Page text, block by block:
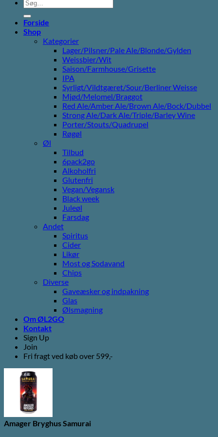
efter:
Forside
Shop
Kategorier
Lager/Pilsner/Pale Ale/Blonde/Gylden
Weissbier/Wit
Saison/Farmhouse/Grisette
IPA
Syrligt/Vildtgæret/Sour/Berliner Weisse
Mjød/Melomel/Braggot
Red Ale/Amber Ale/Brown Ale/Bock/Dubbel
Strong Ale/Dark Ale/Triple/Barley Wine
Porter/Stouts/Quadrupel
Røgøl
Øl
Tilbud
6pack2go
Alkoholfri
Glutenfri
Vegan/Vegansk
Black week
Juleøl
Farsdag
Andet
Spiritus
Cider
Likør
Most og Sodavand
Chips
Diverse
Gaveæsker og indpakning
Glas
Ølsmagning
Om ØL2GO
Kontakt
Sign Up
Join
Fri fragt ved køb over 599,-
Amager Bryghus Samurai